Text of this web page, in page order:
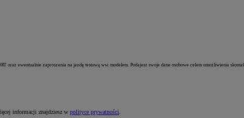
ewentualnie zaproszenia na jazdę testową ww. modelem. Podajesz swoje dane osobowe celem umożliwienia
informacji znajdziesz w polityce prywatności